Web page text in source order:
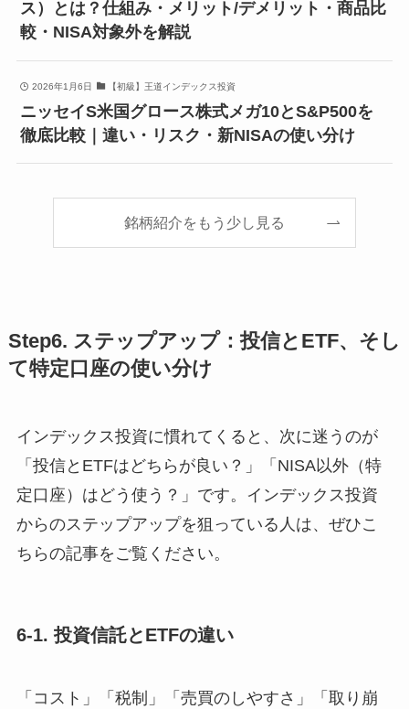
ス）とは？仕組み・メリット/デメリット・商品比
較・NISA対象外を解説
2026年1月6日 【初級】王道インデックス投資
ニッセイS米国グロース株式メガ10とS&P500を
徹底比較｜違い・リスク・新NISAの使い分け
銘柄紹介をもう少し見る
Step6. ステップアップ：投信とETF、そし
て特定口座の使い分け
インデックス投資に慣れてくると、次に迷うのが
「投信とETFはどちらが良い？」「NISA以外（特
定口座）はどう使う？」です。インデックス投資
からのステップアップを狙っている人は、ぜひこ
ちらの記事をご覧ください。
6-1. 投資信託とETFの違い
「コスト」「税制」「売買のしやすさ」「取り崩